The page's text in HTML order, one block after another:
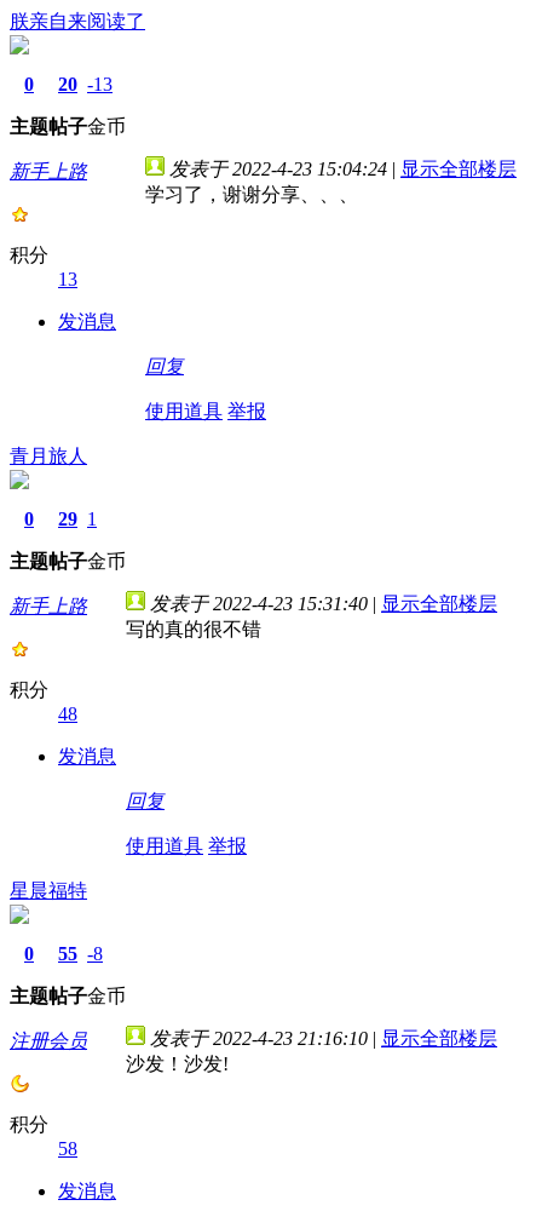
朕亲自来阅读了
0
主题
20
帖子
-13
金币
新手上路
积分
13
发消息
发表于 2022-4-23 15:04:24 | 显示全部楼层
学习了，谢谢分享、、、
回复
使用道具 举报
青月旅人
0
主题
29
帖子
1
金币
新手上路
积分
48
发消息
发表于 2022-4-23 15:31:40 | 显示全部楼层
写的真的很不错
回复
使用道具 举报
星晨福特
0
主题
55
帖子
-8
金币
注册会员
积分
58
发消息
发表于 2022-4-23 21:16:10 | 显示全部楼层
沙发！沙发!